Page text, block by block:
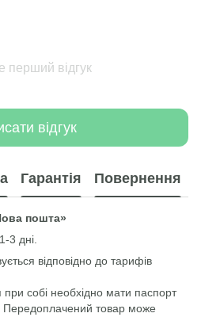
перший відгук
відгук
Гарантія Повернення
пошта»
3 дні.
відповідно до тарифів
собі необхідно мати паспорт
Передоплачений товар може